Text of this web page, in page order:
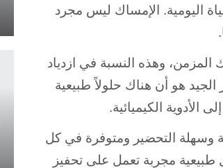
اليومية. الإمساك ليس مجرد
من الإمساك المزمن، وهذه النسبة في ازدياد
الجيد هو أن هناك حلولاً طبيعية
الكيميائية.
وسهلة التحضير ومتوفرة في كل
مجربة تعمل على تحفيز